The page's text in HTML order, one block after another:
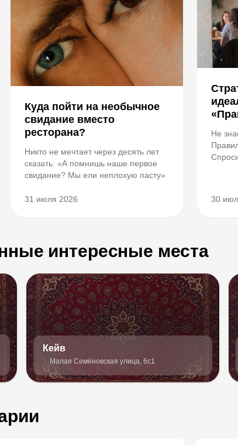
Куда пойти на необычное
свидание вместо
ресторана?
Никто не мечтает через десять лет
сказать: «А помнишь наше первое
свидание? Мы ели неплохую пасту»
31 июля 2026
Не
30
интересные места
Кейв
Малая Семёновская улица, 6с1